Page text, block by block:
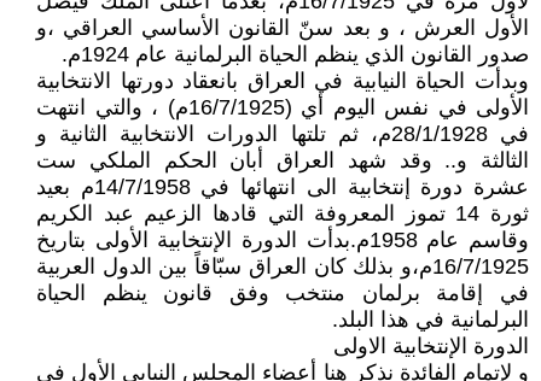
الأول العرش ، و بعد سنّ القانون الأساسي العراقي ،و
صدور القانون الذي ينظم الحياة البرلمانية عام 1924م.
وبدأت الحياة النيابية في العراق بانعقاد دورتها الانتخابية
الأولى في نفس اليوم أي (16/7/1925م) ، والتي انتهت
في 28/1/1928م، ثم تلتها الدورات الانتخابية الثانية و
الثالثة و.. وقد شهد العراق أبان الحكم الملكي ست
عشرة دورة إنتخابية الى انتهائها في 14/7/1958م بعيد
ثورة 14 تموز المعروفة التي قادها الزعيم عبد الكريم
وقاسم عام 1958م.بدأت الدورة الإنتخابية الأولى بتاريخ
16/7/1925م،و بذلك كان العراق سبّاقاً بين الدول العربية
في إقامة برلمان منتخب وفق قانون ينظم الحياة
البرلمانية في هذا البلد.
الدورة الإنتخابية الاولى
و لإتمام الفائدة نذكر هنا أعضاء المجلس النيابي الأول في